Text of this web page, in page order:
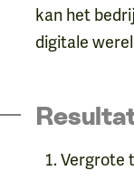
kan het
digitale
Vergrote